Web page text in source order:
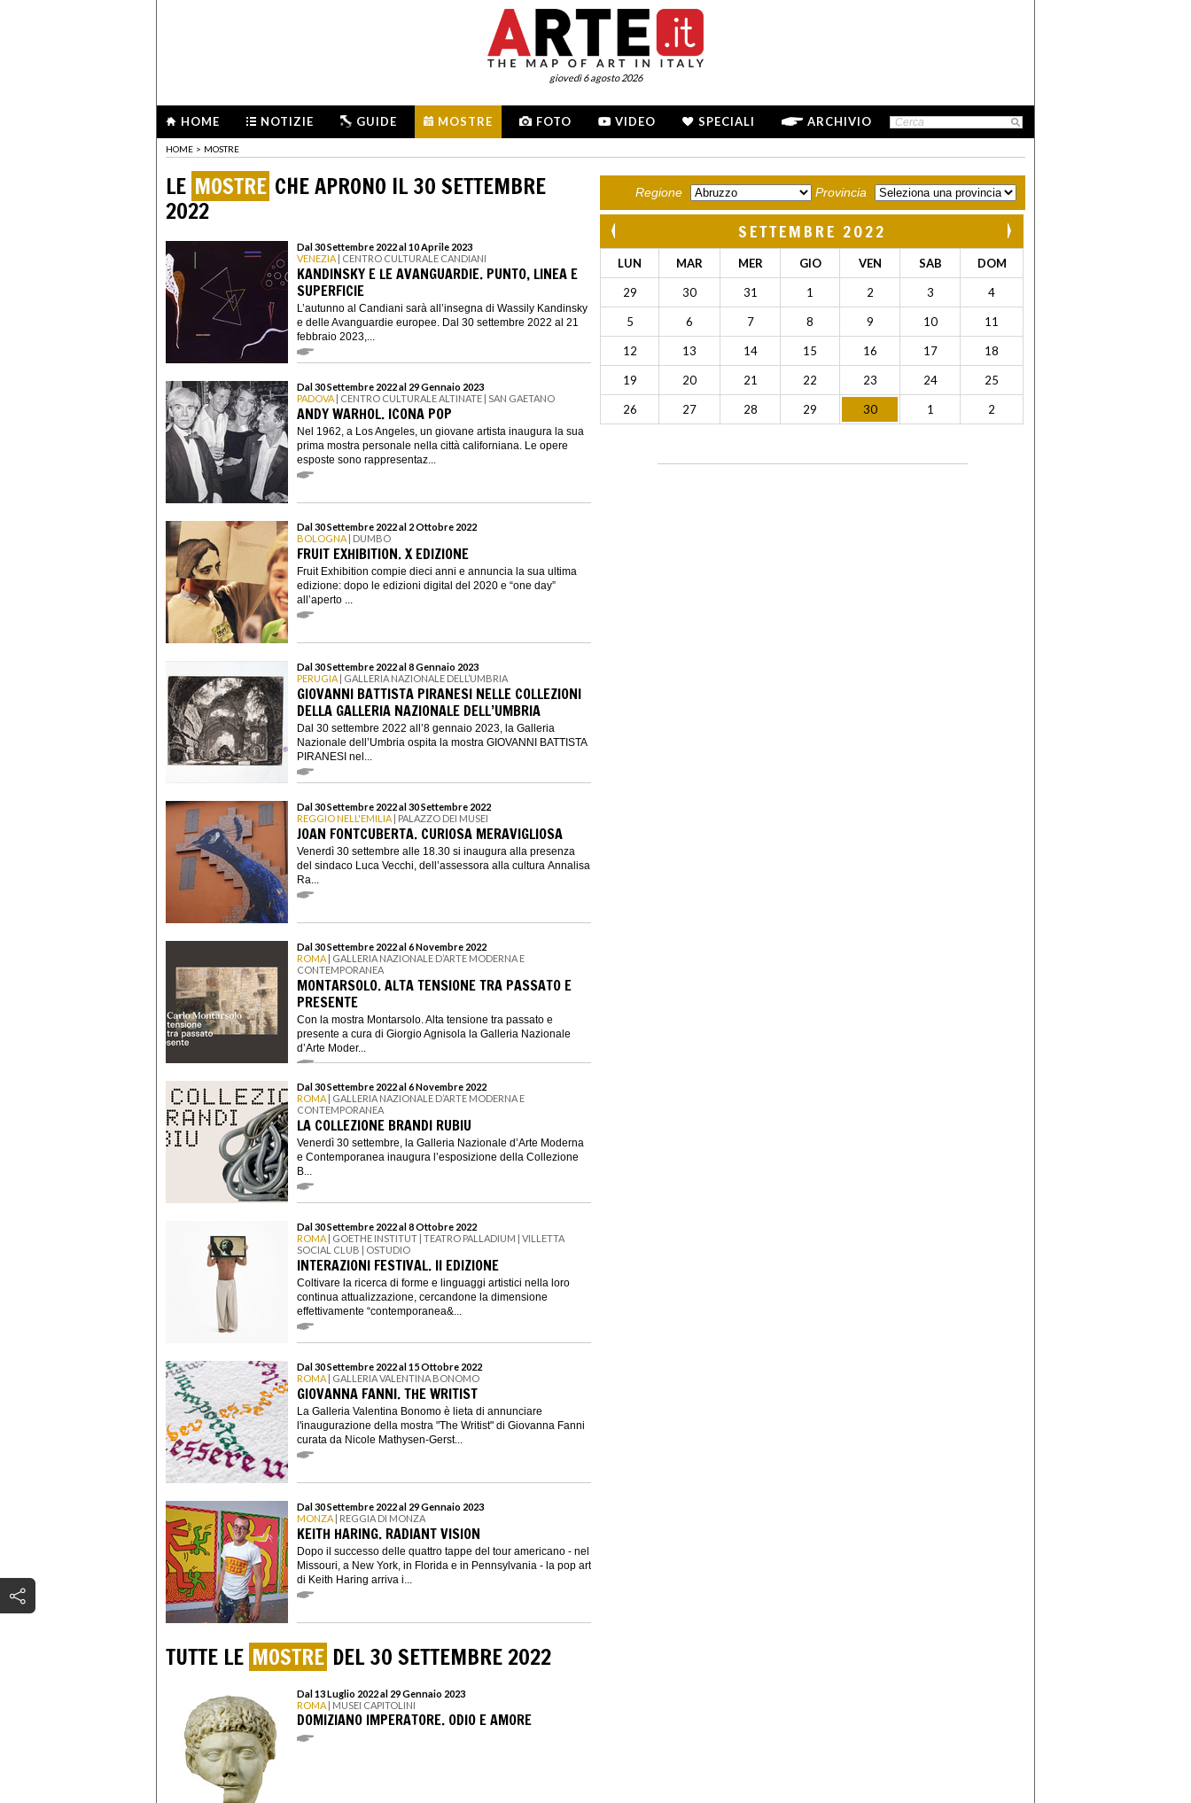
giovedì 6 agosto 2026
HOME NOTIZIE GUIDE MOSTRE FOTO VIDEO SPECIALI ARCHIVIO
HOME > MOSTRE
LE MOSTRE CHE APRONO IL 30 SETTEMBRE
2022
Dal 30 Settembre 2022 al 10 Aprile 2023
VENEZIA | CENTRO CULTURALE CANDIANI
KANDINSKY E LE AVANGUARDIE. PUNTO, LINEA E
SUPERFICIE
L’autunno al Candiani sarà all’insegna di Wassily Kandinsky
e delle Avanguardie europee. Dal 30 settembre 2022 al 21
febbraio 2023,...
Dal 30 Settembre 2022 al 29 Gennaio 2023
PADOVA | CENTRO CULTURALE ALTINATE | SAN GAETANO
ANDY WARHOL. ICONA POP
Nel 1962, a Los Angeles, un giovane artista inaugura la sua
prima mostra personale nella città californiana. Le opere
esposte sono rappresentaz...
Dal 30 Settembre 2022 al 2 Ottobre 2022
BOLOGNA | DUMBO
FRUIT EXHIBITION. X EDIZIONE
Fruit Exhibition compie dieci anni e annuncia la sua ultima
edizione: dopo le edizioni digital del 2020 e “one day”
all’aperto ...
Dal 30 Settembre 2022 al 8 Gennaio 2023
PERUGIA | GALLERIA NAZIONALE DELL’UMBRIA
GIOVANNI BATTISTA PIRANESI NELLE COLLEZIONI
DELLA GALLERIA NAZIONALE DELL’UMBRIA
Dal 30 settembre 2022 all’8 gennaio 2023, la Galleria
Nazionale dell’Umbria ospita la mostra GIOVANNI BATTISTA
PIRANESI nel...
Dal 30 Settembre 2022 al 30 Settembre 2022
REGGIO NELL'EMILIA | PALAZZO DEI MUSEI
JOAN FONTCUBERTA. CURIOSA MERAVIGLIOSA
Venerdì 30 settembre alle 18.30 si inaugura alla presenza
del sindaco Luca Vecchi, dell’assessora alla cultura Annalisa
Ra...
Dal 30 Settembre 2022 al 6 Novembre 2022
ROMA | GALLERIA NAZIONALE D’ARTE MODERNA E
CONTEMPORANEA
MONTARSOLO. ALTA TENSIONE TRA PASSATO E
PRESENTE
Con la mostra Montarsolo. Alta tensione tra passato e
presente a cura di Giorgio Agnisola la Galleria Nazionale
d’Arte Moder...
Dal 30 Settembre 2022 al 6 Novembre 2022
ROMA | GALLERIA NAZIONALE D’ARTE MODERNA E
CONTEMPORANEA
LA COLLEZIONE BRANDI RUBIU
Venerdì 30 settembre, la Galleria Nazionale d’Arte Moderna
e Contemporanea inaugura l’esposizione della Collezione
B...
Dal 30 Settembre 2022 al 8 Ottobre 2022
ROMA | GOETHE INSTITUT | TEATRO PALLADIUM | VILLETTA
SOCIAL CLUB | OSTUDIO
INTERAZIONI FESTIVAL. II EDIZIONE
Coltivare la ricerca di forme e linguaggi artistici nella loro
continua attualizzazione, cercandone la dimensione
effettivamente “contemporanea&...
Dal 30 Settembre 2022 al 15 Ottobre 2022
ROMA | GALLERIA VALENTINA BONOMO
GIOVANNA FANNI. THE WRITIST
La Galleria Valentina Bonomo è lieta di annunciare
l'inaugurazione della mostra "The Writist" di Giovanna Fanni
curata da Nicole Mathysen-Gerst...
Dal 30 Settembre 2022 al 29 Gennaio 2023
MONZA | REGGIA DI MONZA
KEITH HARING. RADIANT VISION
Dopo il successo delle quattro tappe del tour americano - nel
Missouri, a New York, in Florida e in Pennsylvania - la pop art
di Keith Haring arriva i...
TUTTE LE MOSTRE DEL 30 SETTEMBRE 2022
Dal 13 Luglio 2022 al 29 Gennaio 2023
ROMA | MUSEI CAPITOLINI
DOMIZIANO IMPERATORE. ODIO E AMORE
Regione Provincia
SETTEMBRE 2022
LUN MAR MER GIO VEN SAB DOM
29 30 31 1 2 3 4
5 6 7 8 9 10 11
12 13 14 15 16 17 18
19 20 21 22 23 24 25
26 27 28 29 30 1 2